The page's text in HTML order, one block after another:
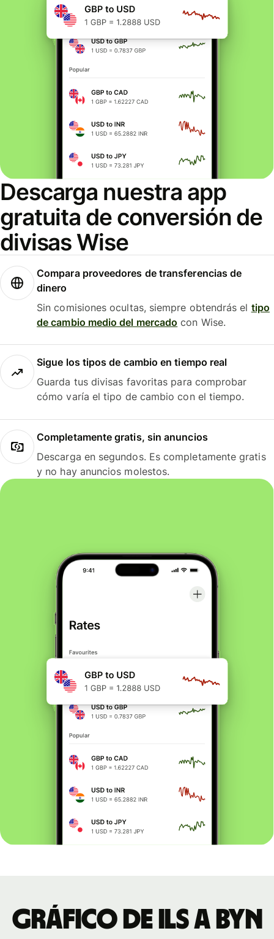
Descarga nuestra app
gratuita de conversión de
divisas Wise
Compara proveedores de transferencias de
dinero
Sin comisiones ocultas, siempre obtendrás el tipo
de cambio medio del mercado con Wise.
Sigue los tipos de cambio en tiempo real
Guarda tus divisas favoritas para comprobar
cómo varía el tipo de cambio con el tiempo.
Completamente gratis, sin anuncios
Descarga en segundos. Es completamente gratis
y no hay anuncios molestos.
Gráfico de ILS a BYN